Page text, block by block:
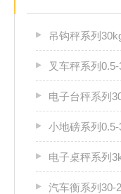
吊钩秤系列
叉车秤系列0.5-
电子台秤系列
小地磅系列0.5-
电子桌秤系列
汽车衡系列30-